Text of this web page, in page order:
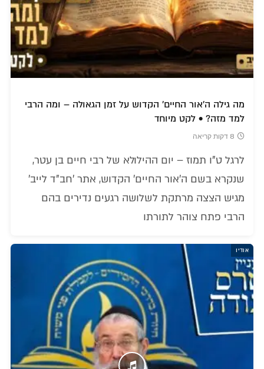
מה גילה ה'אור החיים' הקדוש על זמן הגאולה – ומה הרבי
למד מזה? • לקט מיוחד
8 דקות קריאה
לרגל ט"ו תמוז – יום ההילולא של רבי חיים בן עטר,
שנקרא בשם ה'אור החיים' הקדוש, אתר 'חב"ד לייב'
מגיש הצצה מרתקת לשלושה רגעים נדירים בהם
הרבי פתח צוהר לתורתו
אודיו